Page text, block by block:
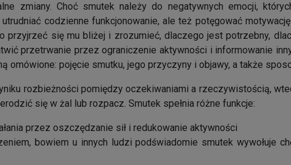
zmiany. Choć smutek należy do negatywnych emocji,
codzienne funkcjonowanie, ale też potęgować
przyjrzeć się mu bliżej i zrozumieć, dlaczego jest potrzebny,
przetrwanie przez ograniczenie aktywności i informowanie
omówione: pojęcie smutku, jego przyczyny i objawy, a także
rozbieżności pomiędzy oczekiwaniami a rzeczywistością,
się w żal lub rozpacz. Smutek spełnia różne funkcje:
przez oszczędzanie sił i redukowanie aktywności
bowiem u innych ludzi podświadomie smutek wywołuje